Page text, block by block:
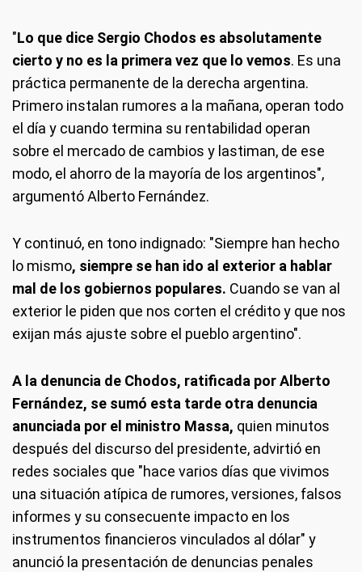
"Lo que dice Sergio Chodos es absolutamente
cierto y no es la primera vez que lo vemos. Es una
práctica permanente de la derecha argentina.
Primero instalan rumores a la mañana, operan todo
el día y cuando termina su rentabilidad operan
sobre el mercado de cambios y lastiman, de ese
modo, el ahorro de la mayoría de los argentinos",
argumentó Alberto Fernández.
Y continuó, en tono indignado: "Siempre han hecho
lo mismo, siempre se han ido al exterior a hablar
mal de los gobiernos populares. Cuando se van al
exterior le piden que nos corten el crédito y que nos
exijan más ajuste sobre el pueblo argentino".
A la denuncia de Chodos, ratificada por Alberto
Fernández, se sumó esta tarde otra denuncia
anunciada por el ministro Massa, quien minutos
después del discurso del presidente, advirtió en
redes sociales que "hace varios días que vivimos
una situación atípica de rumores, versiones, falsos
informes y su consecuente impacto en los
instrumentos financieros vinculados al dólar" y
anunció la presentación de denuncias penales